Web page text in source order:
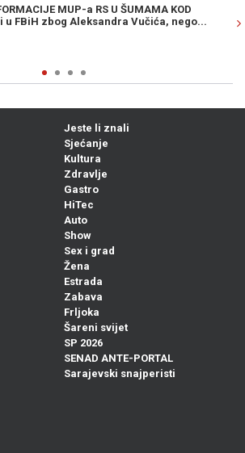
MUP-a RS U ŠUMAMA KOD
u FBiH zbog Aleksandra Vučića, nego...
Jeste li znali
Sjećanje
Kultura
Zdravlje
Gastro
HiTec
Auto
Show
Sex i grad
Žena
Estrada
Zabava
Frljoka
Šareni svijet
SP 2026
SENAD ANTE-PORTAL
Sarajevski snajperisti